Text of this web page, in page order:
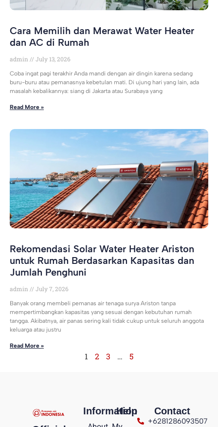
Cara Memilih dan Merawat Water Heater
dan AC di Rumah
admin July 13, 2026
Coba ingat pagi terakhir Anda mandi dengan air dingin karena sedang
buru-buru atau pemanasnya kebetulan mati. Di ujung hari yang lain, ada
masalah kebalikannya: siang di Jakarta atau Surabaya yang
Read More »
Rekomendasi Solar Water Heater Ariston
untuk Rumah Berdasarkan Kapasitas dan
Jumlah Penghuni
admin July 7, 2026
Banyak orang membeli pemanas air tenaga surya Ariston tanpa
mempertimbangkan kapasitas yang sesuai dengan kebutuhan rumah
tangga. Akibatnya, air panas sering kali tidak cukup untuk seluruh anggota
keluarga atau justru
Read More »
1 2 3 … 5
Information
Help Contact
+6281286093507